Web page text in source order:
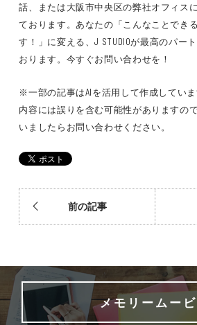
話、または大阪市中央区の弊社オフィス
ております。あなたの「こんなことでき
す！」に変える、J STUDIOが最高のパー
おります。今すぐお問い合わせを！
※一部の記事はAIを活用して作成していま
内容には誤りを含む可能性がありますの
いましたらお問い合わせください。
前の記事
メモリームー